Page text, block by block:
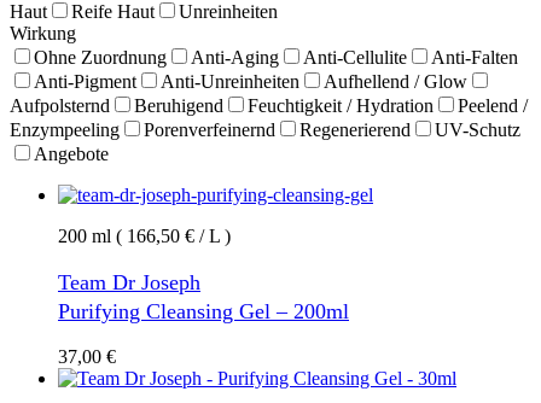
Haut
Reife Haut
Unreinheiten
Wirkung
Ohne Zuordnung
Anti-Aging Anti-Cellulite
Anti-Falten
Anti-Pigment
Anti-Unreinheiten
Aufhellend / Glow
Aufpolsternd
Beruhigend Feuchtigkeit / Hydration
Peelend /
Enzympeeling
Porenverfeinernd Regenerierend
UV-Schutz
Angebote
200 ml ( 166,50 € / L )
Team Dr Joseph
Purifying Cleansing Gel – 200ml
37,00 €